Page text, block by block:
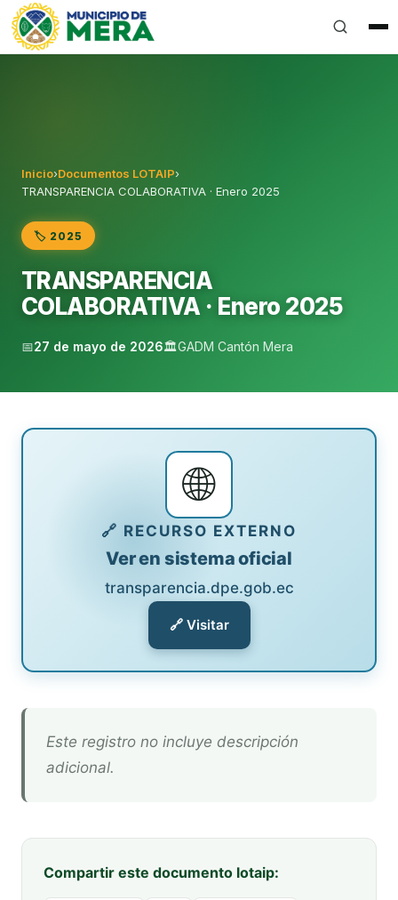
Gobierno Autónomo Descentralizado Municipal del
Inicio›Documentos LOTAIP›
TRANSPARENCIA COLABORATIVA · Enero 2025
🏷️ 2025
TRANSPARENCIA
COLABORATIVA · Enero 2025
📅27 de mayo de 2026🏛️GADM Cantón Mera
🌐
🔗 RECURSO EXTERNO
Ver en sistema oficial
transparencia.dpe.gob.ec
🔗 Visitar
Este registro no incluye descripción
adicional.
Compartir este documento lotaip: